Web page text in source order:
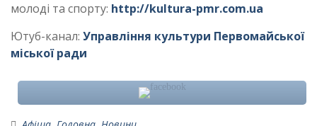
молоді та спорту: http://kultura-pmr.com.ua
Ютуб-канал: Управління культури Первомайської
міської ради